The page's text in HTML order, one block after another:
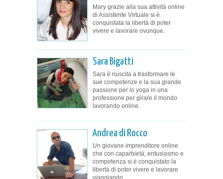
Mary grazie alla sua attività online
di Assistente Virtuale si è
conquistata la libertà di poter
vivere e lavorare ovunque.
Sara Bigatti
Sara è riuscita a trasformare le
sue competenze e la sua grande
passione per lo yoga in una
professione per girare il mondo
lavorando online.
Andrea di Rocco
Un giovane imprenditore online
che con caparbietà, entusiasmo e
competenza si è conquistato la
libertà di poter vivere e lavorare
viaggiando.